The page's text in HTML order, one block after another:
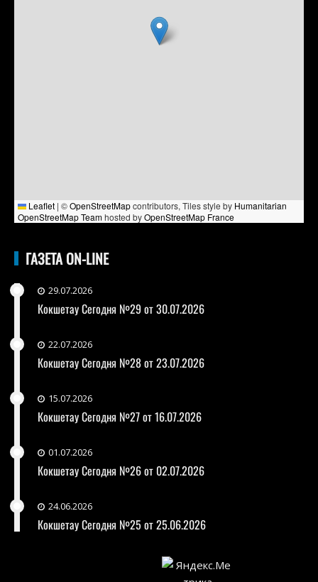
Leaflet | ©OpenStreetMapcontributors, Tiles style by Humanitarian
OpenStreetMap Teamhosted byOpenStreetMap France
ГАЗЕТА ON-LINE
29.07.2026
Кокшетау Сегодня №29 от 30.07.2026
22.07.2026
Кокшетау Сегодня №28 от 23.07.2026
15.07.2026
Кокшетау Сегодня №27 от 16.07.2026
01.07.2026
Кокшетау Сегодня №26 от 02.07.2026
24.06.2026
Кокшетау Сегодня №25 от 25.06.2026